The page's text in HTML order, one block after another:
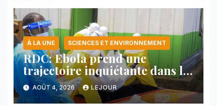
À LA UNE SCIENCES ET ENVIRONNEMENT
RDC: Ebola prend une
trajectoire inquiétante dans le
nord-est du pays
AOÛT 4, 2026 LEJOUR